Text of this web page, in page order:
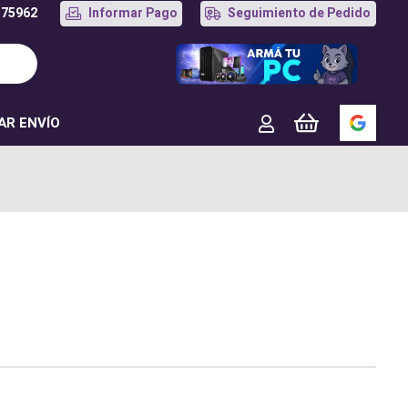
Informar Pago Seguimiento de Pedido
ENVÍO